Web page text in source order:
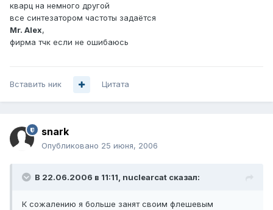
кварц на немного другой
все синтезатором частоты задаётся
Mr. Alex,
фирма тчк если не ошибаюсь
Вставить ник Цитата
snark
Опубликовано 25 июня, 2006
В 22.06.2006 в 11:11, nuclearcat сказал:
К сожалению я больше занят своим флешевым